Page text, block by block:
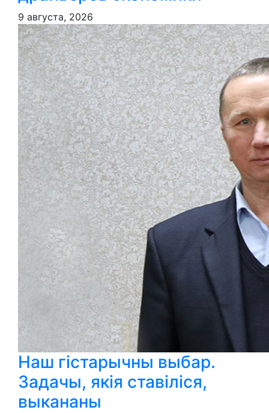
9 августа, 2026
Наш гістарычны выбар.
Задачы, якія ставіліся,
выкананы